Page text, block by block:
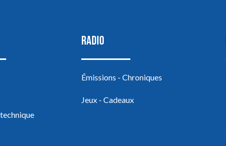
RADIO
Émissions - Chroniques
Jeux - Cadeaux